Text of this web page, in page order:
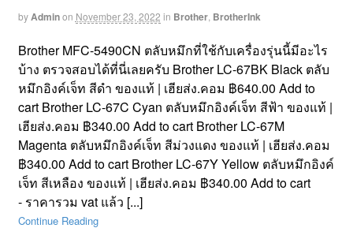
byAdminon November 23, 2022 in Brother, BrotherInk
Brother MFC-5490CN ตลับหมึกที่ใช้กับเครื่องรุ่นนี้มีอะไร
บ้าง ตรวจสอบได้ที่นี่เลยครับ Brother LC-67BK Black ตลับ
หมึกอิงค์เจ็ท สีดำ ของแท้ | เฮียส่ง.คอม ฿640.00 Add to
cart Brother LC-67C Cyan ตลับหมึกอิงค์เจ็ท สีฟ้า ของแท้ |
เฮียส่ง.คอม ฿340.00 Add to cart Brother LC-67M
Magenta ตลับหมึกอิงค์เจ็ท สีม่วงแดง ของแท้ | เฮียส่ง.คอม
฿340.00 Add to cart Brother LC-67Y Yellow ตลับหมึกอิงค์
เจ็ท สีเหลือง ของแท้ | เฮียส่ง.คอม ฿340.00 Add to cart
- ราคารวม vat แล้ว [...]
Continue Reading